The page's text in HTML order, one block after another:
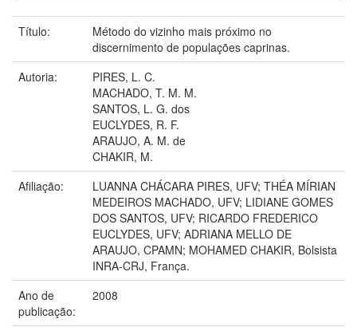
Título:
Método do vizinho mais próximo no
discernimento de populações caprinas.
Autoria:
PIRES, L. C.
MACHADO, T. M. M.
SANTOS, L. G. dos
EUCLYDES, R. F.
ARAUJO, A. M. de
CHAKIR, M.
Afiliação:
LUANNA CHÁCARA PIRES, UFV; THÉA MÍRIAN
MEDEIROS MACHADO, UFV; LIDIANE GOMES
DOS SANTOS, UFV; RICARDO FREDERICO
EUCLYDES, UFV; ADRIANA MELLO DE
ARAUJO, CPAMN; MOHAMED CHAKIR, Bolsista
INRA-CRJ, França.
Ano de
publicação:
2008